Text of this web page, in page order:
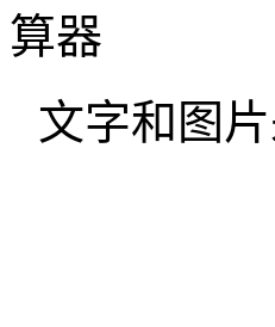
算器
文字和图